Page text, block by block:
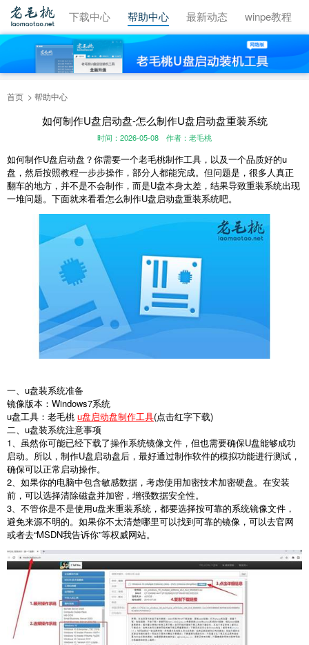
视频教程 下载中心 帮助中心 最新动态 winpe教程
首页 帮助中心
如何制作U盘启动盘-怎么制作U盘启动盘重装系统
时间：2026-05-08 作者：老毛桃
如何制作U盘启动盘？你需要一个老毛桃制作工具，以及一个品质好的u
盘，然后按照教程一步步操作，部分人都能完成。但问题是，很多人真正
翻车的地方，并不是不会制作，而是U盘本身太差，结果导致重装系统出现
一堆问题。下面就来看看怎么制作U盘启动盘重装系统吧。
一、u盘装系统准备
镜像版本：Windows7系统
u盘工具：老毛桃 u盘启动盘制作工具(点击红字下载)
二、u盘装系统注意事项
1、虽然你可能已经下载了操作系统镜像文件，但也需要确保U盘能够成功
启动。所以，制作U盘启动盘后，最好通过制作软件的模拟功能进行测试，
确保可以正常启动操作。
2、如果你的电脑中包含敏感数据，考虑使用加密技术加密硬盘。在安装
前，可以选择清除磁盘并加密，增强数据安全性。
3、不管你是不是使用u盘来重装系统，都要选择按可靠的系统镜像文件，
避免来源不明的。如果你不太清楚哪里可以找到可靠的镜像，可以去官网
或者去“MSDN我告诉你”等权威网站。